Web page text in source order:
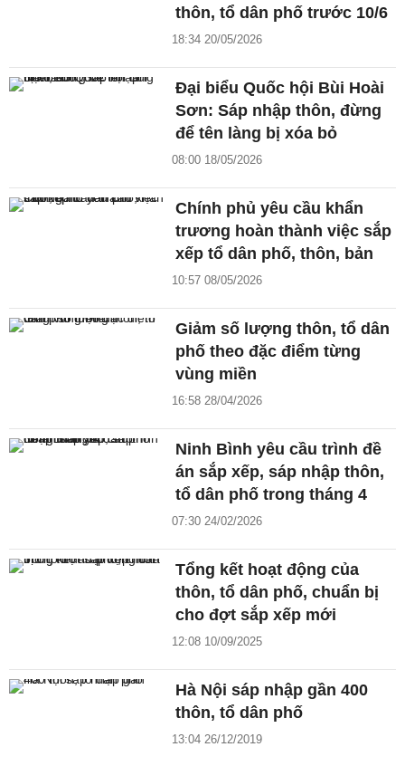
thôn, tổ dân phố trước 10/6
18:34 20/05/2026
Đại biểu Quốc hội Bùi Hoài
Sơn: Sáp nhập thôn, đừng
để tên làng bị xóa bỏ
08:00 18/05/2026
Chính phủ yêu cầu khẩn
trương hoàn thành việc sắp
xếp tổ dân phố, thôn, bản
10:57 08/05/2026
Giảm số lượng thôn, tổ dân
phố theo đặc điểm từng
vùng miền
16:58 28/04/2026
Ninh Bình yêu cầu trình đề
án sắp xếp, sáp nhập thôn,
tổ dân phố trong tháng 4
07:30 24/02/2026
Tổng kết hoạt động của
thôn, tổ dân phố, chuẩn bị
cho đợt sắp xếp mới
12:08 10/09/2025
Hà Nội sáp nhập gần 400
thôn, tổ dân phố
13:04 26/12/2019